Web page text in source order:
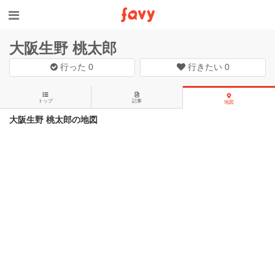
大阪生野 桃太郎
行った0 行きたい 0
トップ 記事 地図
大阪生野 桃太郎の地図